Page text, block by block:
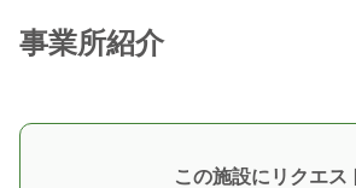
事業所紹介
この施設にリクエス